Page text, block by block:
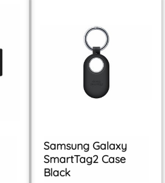
Samsung Galaxy
SmartTag2 Case
Black